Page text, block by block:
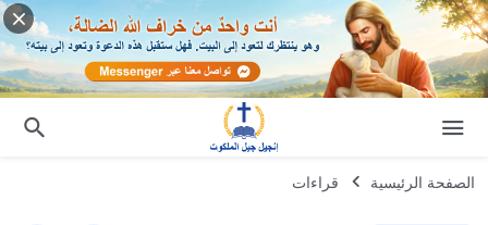
الصفحة الرئيسية قراءات